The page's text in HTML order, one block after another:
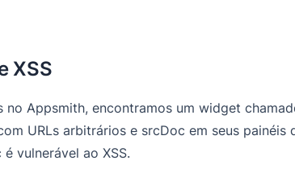
XSS
Appsmith, encontramos um widget
URLs arbitrários e srcDoc em seus painéis
vulnerável ao XSS.